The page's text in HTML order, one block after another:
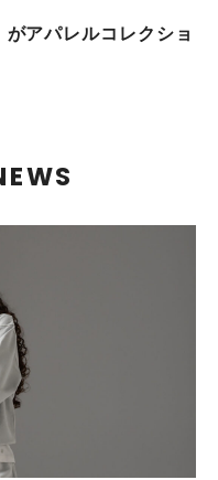
アパレルコレクショ